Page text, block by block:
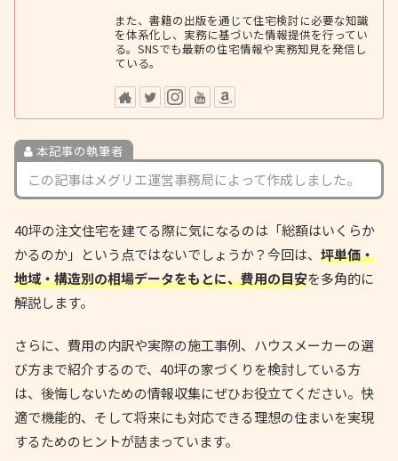
また、書籍の出版を通じて住宅検討に必要な知識
を体系化し、実務に基づいた情報提供を行ってい
る。SNSでも最新の住宅情報や実務知見を発信し
ている。
本記事の執筆者
この記事はメグリエ運営事務局によって作成しました。
40坪の注文住宅を建てる際に気になるのは「総額はいくらか
かるのか」という点ではないでしょうか？今回は、 坪単価・
地域・構造別の相場データをもとに、費用の目安を多角的に
解説します。
さらに、費用の内訳や実際の施工事例、ハウスメーカーの選
び方まで紹介するので、40坪の家づくりを検討している方
は、後悔しないための情報収集にぜひお役立てください。快
適で機能的、そして将来にも対応できる理想の住まいを実現
するためのヒントが詰まっています。